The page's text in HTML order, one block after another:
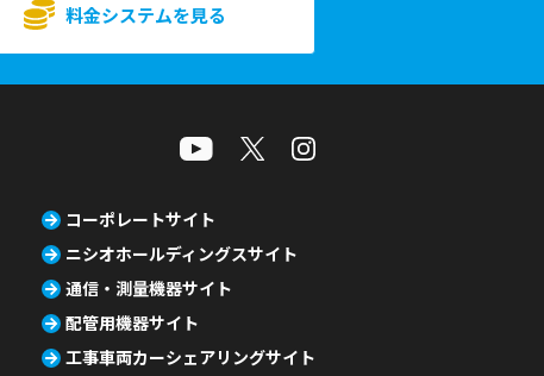
料金システムを見る
コーポレートサイト
ニシオホールディングスサイト
通信・測量機器サイト
配管用機器サイト
工事車両カーシェアリングサイト